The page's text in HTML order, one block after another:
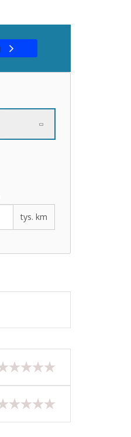
tys. km